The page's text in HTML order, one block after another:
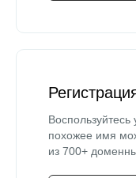
похожее имя
из 700+